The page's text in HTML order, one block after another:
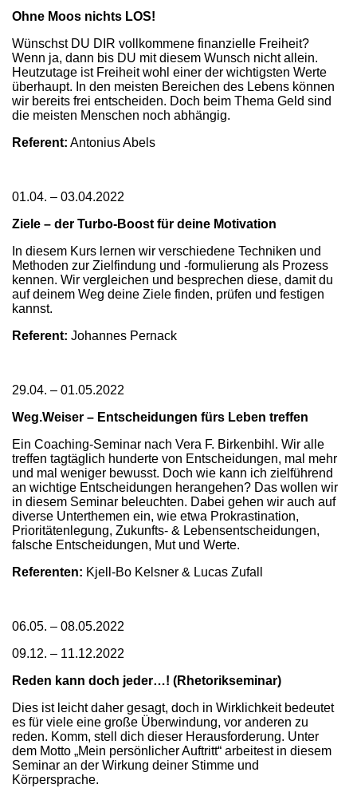
Ohne Moos nichts LOS!
Wünschst DU DIR vollkommene finanzielle Freiheit?
Wenn ja, dann bis DU mit diesem Wunsch nicht allein.
Heutzutage ist Freiheit wohl einer der wichtigsten Werte
überhaupt. In den meisten Bereichen des Lebens können
wir bereits frei entscheiden. Doch beim Thema Geld sind
die meisten Menschen noch abhängig.
Referent: Antonius Abels
01.04. – 03.04.2022
Ziele – der Turbo-Boost für deine Motivation
In diesem Kurs lernen wir verschiedene Techniken und
Methoden zur Zielfindung und -formulierung als Prozess
kennen. Wir vergleichen und besprechen diese, damit du
auf deinem Weg deine Ziele finden, prüfen und festigen
kannst.
Referent: Johannes Pernack
29.04. – 01.05.2022
Weg.Weiser – Entscheidungen fürs Leben treffen
Ein Coaching-Seminar nach Vera F. Birkenbihl. Wir alle
treffen tagtäglich hunderte von Entscheidungen, mal mehr
und mal weniger bewusst. Doch wie kann ich zielführend
an wichtige Entscheidungen herangehen? Das wollen wir
in diesem Seminar beleuchten. Dabei gehen wir auch auf
diverse Unterthemen ein, wie etwa Prokrastination,
Prioritätenlegung, Zukunfts- & Lebensentscheidungen,
falsche Entscheidungen, Mut und Werte.
Referenten: Kjell-Bo Kelsner & Lucas Zufall
06.05. – 08.05.2022
09.12. – 11.12.2022
Reden kann doch jeder…! (Rhetorikseminar)
Dies ist leicht daher gesagt, doch in Wirklichkeit bedeutet
es für viele eine große Überwindung, vor anderen zu
reden. Komm, stell dich dieser Herausforderung. Unter
dem Motto „Mein persönlicher Auftritt“ arbeitest in diesem
Seminar an der Wirkung deiner Stimme und
Körpersprache.